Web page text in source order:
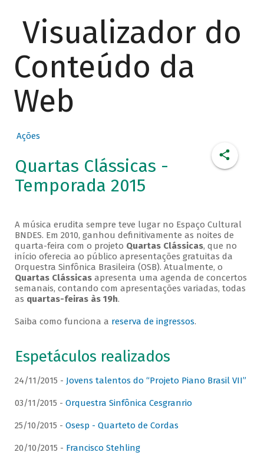
Visualizador do
Conteúdo da
Web
Ações
Quartas Clássicas -
Temporada 2015
A música erudita sempre teve lugar no Espaço Cultural
BNDES. Em 2010, ganhou definitivamente as noites de
quarta-feira com o projeto Quartas Clássicas, que no
início oferecia ao público apresentações gratuitas da
Orquestra Sinfônica Brasileira (OSB). Atualmente, o
Quartas Clássicasapresenta uma agenda de concertos
semanais, contando com apresentações variadas, todas
as quartas-feiras às 19h.
Saiba como funciona a reserva de ingressos.
Espetáculos realizados
24/11/2015 - Jovens talentos do “Projeto Piano Brasil VII”
03/11/2015 - Orquestra Sinfônica Cesgranrio
25/10/2015 - Osesp - Quarteto de Cordas
20/10/2015 - Francisco Stehling